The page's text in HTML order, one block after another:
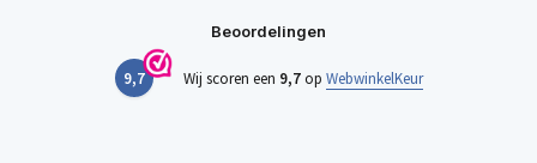
Beoordelingen
9,7 Wij scoren een 9,7op WebwinkelKeur